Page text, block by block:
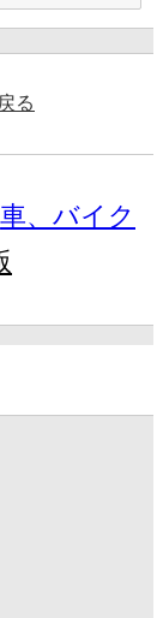
る
車、バイク